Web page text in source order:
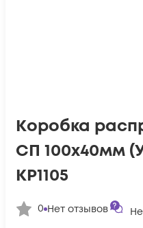
Коробка
СП 100х40мм
КР1105
0 Нет отзывов